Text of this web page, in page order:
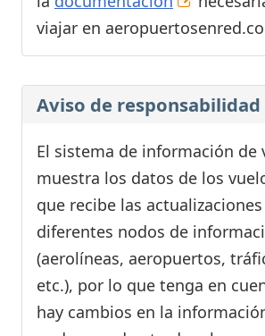
viajar en
Aviso de responsabilidad
El sistema de información de
muestra los datos de los
que recibe las
diferentes nodos de
(aerolíneas, aeropuertos,
etc.), por lo que tenga en
hay cambios en la